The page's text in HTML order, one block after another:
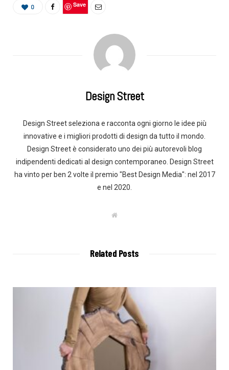
0 Save
Design Street
Design Street seleziona e racconta ogni giorno le idee più
innovative e i migliori prodotti di design da tutto il mondo.
Design Street è considerato uno dei più autorevoli blog
indipendenti dedicati al design contemporaneo. Design Street
ha vinto per ben 2 volte il premio "Best Design Media": nel 2017
e nel 2020.
W
Related Posts